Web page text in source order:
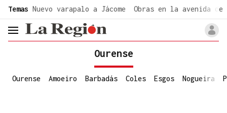
Temas Nuevo varapalo a Jácome Obras en la avenida de
header.menu.open
Ourense
Ourense Amoeiro Barbadás Coles Esgos Nogueira